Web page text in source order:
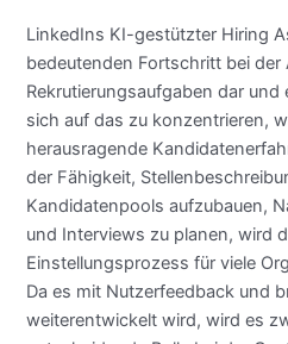
LinkedIns KI-gestützter Hiring
bedeutenden Fortschritt bei
Rekrutierungsaufgaben dar und
sich auf das zu konzentrieren,
herausragende
der Fähigkeit,
Kandidatenpools aufzubauen,
und Interviews zu planen, wird
Einstellungsprozess für viele
Da es mit Nutzerfeedback und
weiterentwickelt wird, wird es